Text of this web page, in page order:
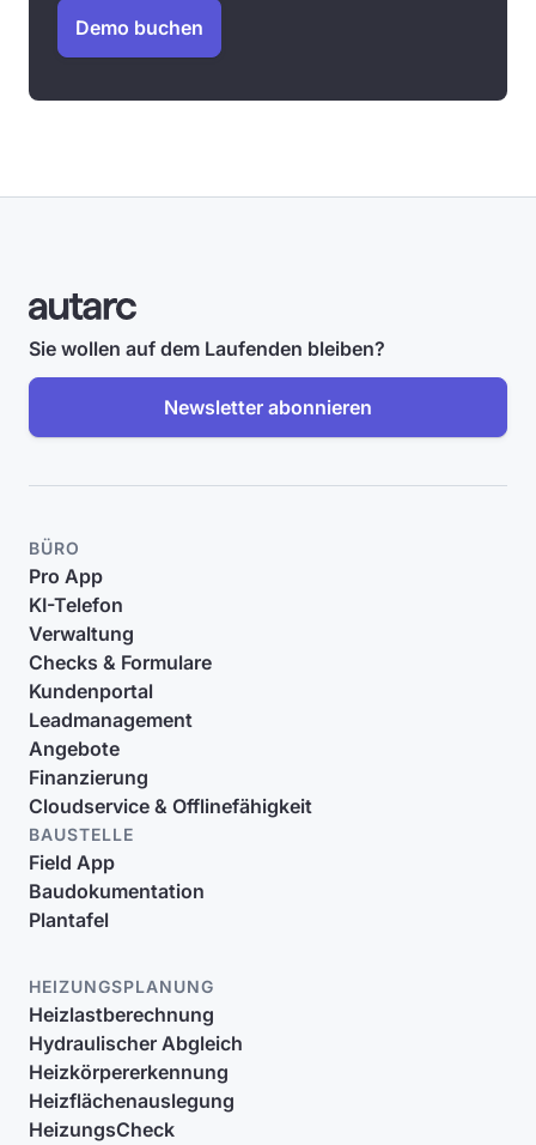
Demo buchen
Sie wollen auf dem Laufenden bleiben?
Newsletter abonnieren
BÜRO
Pro App
KI-Telefon
Verwaltung
Checks & Formulare
Kundenportal
Leadmanagement
Angebote
Finanzierung
Cloudservice & Offlinefähigkeit
BAUSTELLE
Field App
Baudokumentation
Plantafel
HEIZUNGSPLANUNG
Heizlastberechnung
Hydraulischer Abgleich
Heizkörpererkennung
Heizflächenauslegung
HeizungsCheck